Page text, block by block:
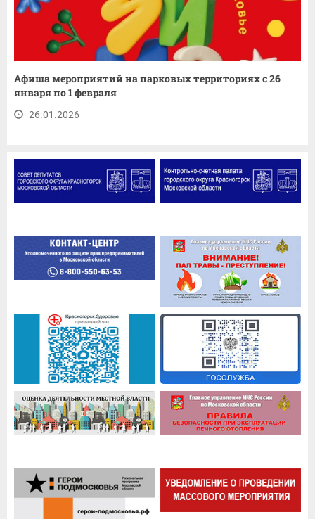
Афиша мероприятий на парковых территориях с 26
января по 1 февраля
26.01.2026